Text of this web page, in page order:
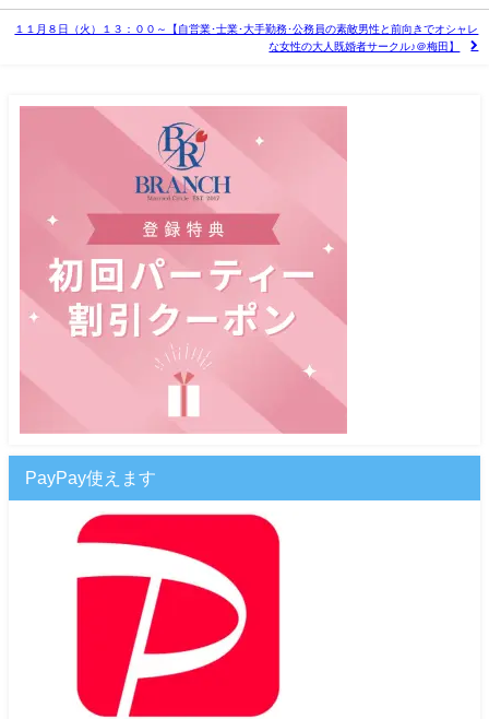
１１月８日（火）１３：００～【自営業･士業･大手勤務･公務員の素敵男性と前向きでオシャレ
な女性の大人既婚者サークル♪＠梅田】
PayPay使えます